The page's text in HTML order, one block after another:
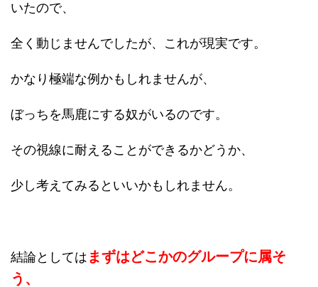
いたので、
全く動じませんでしたが、これが現実です。
かなり極端な例かもしれませんが、
ぼっちを馬鹿にする奴がいるのです。
その視線に耐えることができるかどうか、
少し考えてみるといいかもしれません。
結論としては まずはどこかのグループに属そ
う、